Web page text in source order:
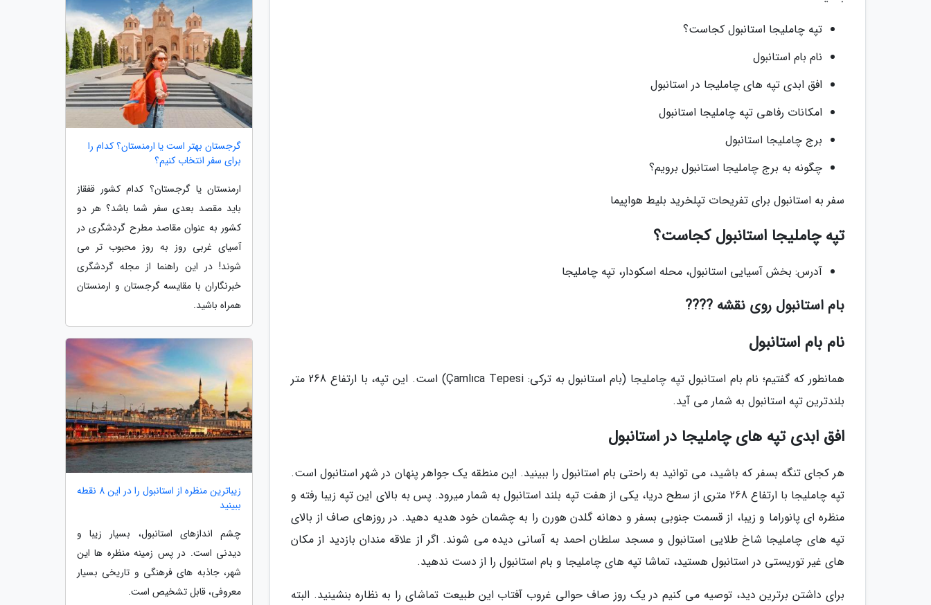
تپه چاملیجا استانبول کجاست؟
نام بام استانبول
افق ابدی تپه های چاملیجا در استانبول
امکانات رفاهی تپه چاملیجا استانبول
برج چاملیجا استانبول
چگونه به برج چاملیجا استانبول برویم؟
سفر به استانبول برای تفریحات تپلخرید بلیط هواپیما
تپه چاملیجا استانبول کجاست؟
آدرس: بخش آسیایی استانبول، محله اسکودار، تپه چاملیجا
بام استانبول روی نقشه ????
نام بام استانبول
همانطور که گفتیم؛ نام بام استانبول تپه چاملیجا (بام استانبول به ترکی: Çamlıca Tepesi) است. این تپه، با ارتفاع 268 متر
بلندترین تپه استانبول به شمار می آید.
افق ابدی تپه های چاملیجا در استانبول
هر کجای تنگه بسفر که باشید، می توانید به راحتی بام استانبول را ببینید. این منطقه یک جواهر پنهان در شهر استانبول است.
تپه چاملیجا با ارتفاع 268 متری از سطح دریا، یکی از هفت تپه بلند استانبول به شمار میرود. پس به بالای این تپه زیبا رفته و
منظره ای پانوراما و زیبا، از قسمت جنوبی بسفر و دهانه گلدن هورن را به چشمان خود هدیه دهید. در روزهای صاف از بالای
تپه های چاملیجا شاخ طلایی استانبول و مسجد سلطان احمد به آسانی دیده می شوند. اگر از علاقه مندان بازدید از مکان
های غیر توریستی در استانبول هستید، تماشا تپه های چاملیجا و بام استانبول را از دست ندهید.
برای داشتن برترین دید، توصیه می کنیم در یک روز صاف حوالی غروب آفتاب این طبیعت تماشای را به نظاره بنشینید. البته
گرجستان بهتر است یا ارمنستان؟ کدام را
برای سفر انتخاب کنیم؟
ارمنستان یا گرجستان؟ کدام کشور قفقاز
باید مقصد بعدی سفر شما باشد؟ هر دو
کشور به عنوان مقاصد مطرح گردشگری در
آسیای غربی روز به روز محبوب تر می
شوند! در این راهنما از مجله گردشگری
خبرنگاران با مقایسه گرجستان و ارمنستان
همراه باشید.
زیباترین منظره از استانبول را در این 8 نقطه
ببینید
چشم اندازهای استانبول، بسیار زیبا و
دیدنی است. در پس زمینه منظره ها این
شهر، جاذبه های فرهنگی و تاریخی بسیار
معروفی، قابل تشخیص است.